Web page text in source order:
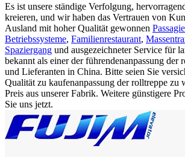
Es ist unsere ständige Verfolgung,
kreieren, und wir haben das Vertrauen von
Ausland mit hoher Qualität gewonnen
Betriebssysteme, Familienrestaurant,
Spaziergang und ausgezeichneter Service für
bekannt als einer der führendenanpassung der
und Lieferanten in China. Bitte seien Sie
Qualität zu kaufenanpassung der rolltreppe zu
Preis aus unserer Fabrik. Weitere günstigere
Sie uns jetzt.